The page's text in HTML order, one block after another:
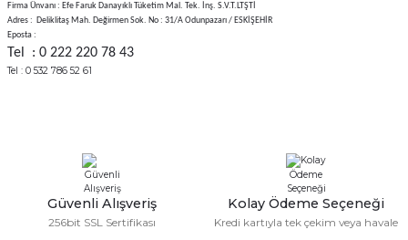
Firma Ünvanı : Efe Faruk Danayıklı Tüketim Mal. Tek. İnş. S.V.T.LTŞTİ
Adres : Deliklitaş Mah. Değirmen Sok. No : 31/A Odunpazarı / ESKİŞEHİR
Eposta :
Tel : 0 222 220 78 43
Tel : 0 532 786 52 61
Güvenli Alışveriş
256bit SSL Sertifikası
Kolay Ödeme Seçeneği
Kredi kartıyla tek çekim veya havale